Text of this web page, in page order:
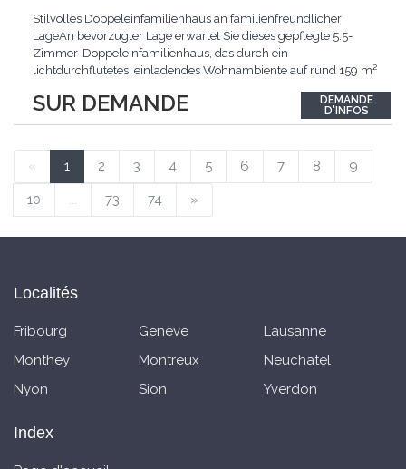
SUR DEMANDE
Stilvolles Doppeleinfamilienhaus an familienfreundlicher
LageAn bevorzugter Lage erwartet Sie dieses gepflegte 5.5-
Zimmer-Doppeleinfamilienhaus, das durch ein
lichtdurchflutetes, einladendes Wohnambiente auf rund 159 m²
Liegenschaft in einem hervorragenden Zustand und vereint
zeitgemässen Wohnkomfort perfekt mit nachhaltiger
DEMANDE
D'INFOS
« 1 2 3 4 5 6 7 8 9
10 ... 73 74 »
Localités
Fribourg Genève
Lausanne
Monthey
Montreux
Neuchatel
Nyon
Sion Yverdon
Index